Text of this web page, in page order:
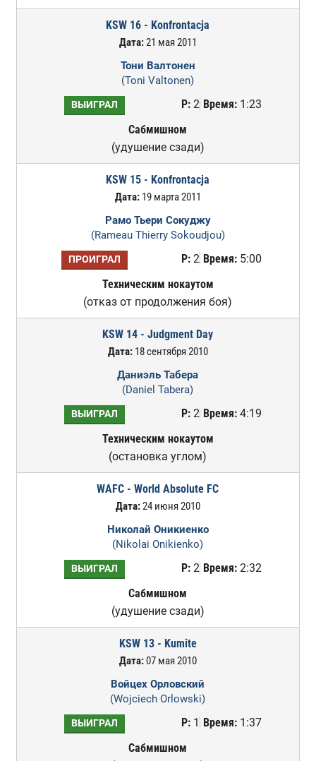
KSW 16 - Konfrontacja
Дата:21 мая 2011
Тони Валтонен
(Toni Valtonen)
ВЫИГРАЛ Р:2 Время:1:23
Сабмишном
(удушение сзади)
KSW 15 - Konfrontacja
Дата:19 марта 2011
Рамо Тьери Сокуджу
(Rameau Thierry Sokoudjou)
ПРОИГРАЛ Р:2 Время:5:00
Техническим нокаутом
(отказ от продолжения боя)
KSW 14 - Judgment Day
Дата:18 сентября 2010
Даниэль Табера
(Daniel Tabera)
ВЫИГРАЛ Р:2 Время:4:19
Техническим нокаутом
(остановка углом)
WAFC - World Absolute FC
Дата:24 июня 2010
Николай Оникиенко
(Nikolai Onikienko)
ВЫИГРАЛ Р:2 Время:2:32
Сабмишном
(удушение сзади)
KSW 13 - Kumite
Дата:07 мая 2010
Войцех Орловский
(Wojciech Orlowski)
ВЫИГРАЛ Р:1 Время:1:37
Сабмишном